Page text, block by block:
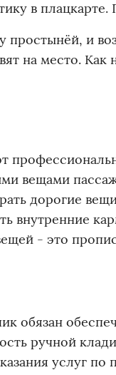
в плацкарте.
и
на место. Как
вещами
дорогие
внутренние
- это
обязан
ручной
услуг по